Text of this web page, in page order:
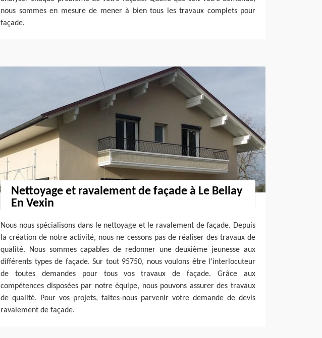
nous sommes en mesure de mener à bien tous les travaux complets pour
façade.
Nettoyage et ravalement de façade à Le Bellay
En Vexin
Nous nous spécialisons dans le nettoyage et le ravalement de façade. Depuis
la création de notre activité, nous ne cessons pas de réaliser des travaux de
qualité. Nous sommes capables de redonner une deuxième jeunesse aux
différents types de façade. Sur tout 95750, nous voulons être l’interlocuteur
de toutes demandes pour tous vos travaux de façade. Grâce aux
compétences disposées par notre équipe, nous pouvons assurer des travaux
de qualité. Pour vos projets, faites-nous parvenir votre demande de devis
ravalement de façade.